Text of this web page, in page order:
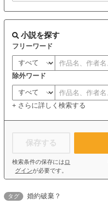
小説を探す
フリーワード
除外ワード
+ さらに詳しく検索する
保存する
検索条件の保存には ロ
グインが必要です。
タグ 婚約破棄？